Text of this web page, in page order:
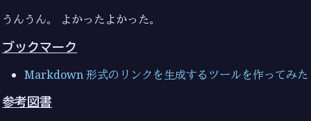
うんうん。 よかったよかった。
ブックマーク
Markdown 形式のリンクを生成するツールを作ってみた
参考図書